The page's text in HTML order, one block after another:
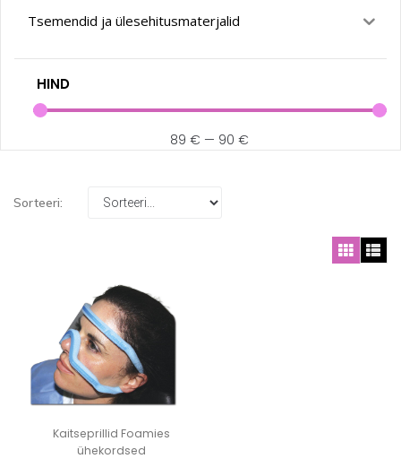
Tsemendid ja ülesehitusmaterjalid
HIND
89 € — 90 €
Sorteeri:
Kaitseprillid Foamies
ühekordsed